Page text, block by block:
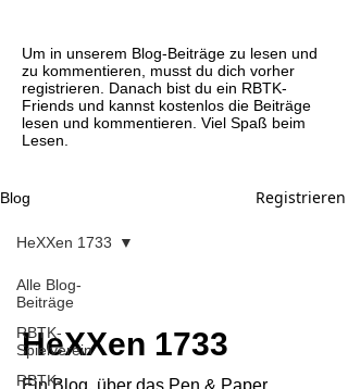
Um in unserem Blog-Beiträge zu lesen und
zu kommentieren, musst du dich vorher
registrieren. Danach bist du ein RBTK-
Friends und kannst kostenlos die Beiträge
lesen und kommentieren. Viel Spaß beim
Lesen.
Blog Registrieren
Alle Blog-
Beiträge
RBTK-
Spielverein
RBTK-
HeXXen 1733
HeXXen 1733
Ein Blog, über das Pen & Paper